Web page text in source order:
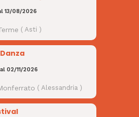
13/08/2026
( Asti )
al 02/11/2026
( Alessandria )